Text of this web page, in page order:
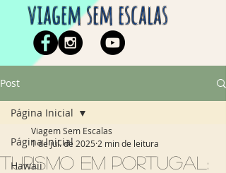
viagem sem escalas
Post
Página Inicial
Hawaii
Página Inicial
Turismo em Portugal:
Viagem Sem Escalas
1 de jul. de 2025 2 min de leitura